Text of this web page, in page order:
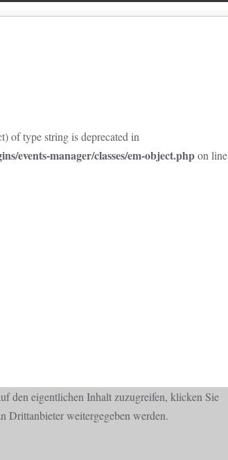
of type string is deprecated in
events-manager/classes/em-object.phpon line
den eigentlichen Inhalt zuzugreifen, klicken Sie
Drittanbieter weitergegeben werden.